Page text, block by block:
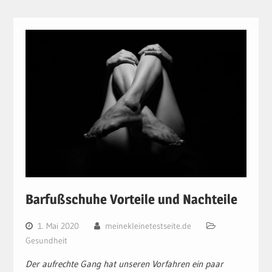
Barfußschuhe Vorteile und Nachteile
1. Mai 2020
meinekleinetestseite.de
Gesundheit
Der aufrechte Gang hat unseren Vorfahren ein paar